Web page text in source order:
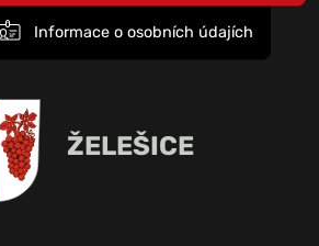
Informace o osobních údajích
ŽELEŠICE